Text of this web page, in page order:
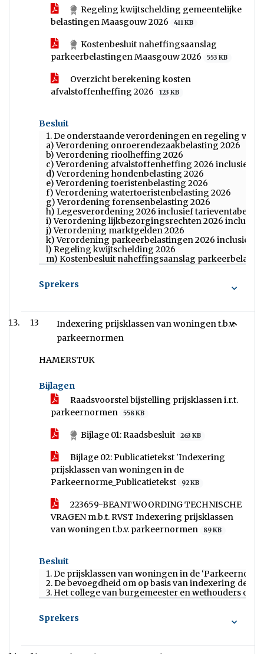
Regeling kwijtschelding gemeentelijke
belastingen Maasgouw 2026
411 KB
Kostenbesluit naheffingsaanslag
parkeerbelastingen Maasgouw 2026
553 KB
Overzicht berekening kosten
afvalstoffenheffing 2026
123 KB
Besluit
1. De onderstaande verordeningen en regeling vast
a) Verordening onroerendezaakbelasting 2026
b) Verordening rioolheffing 2026
c) Verordening afvalstoffenheffing 2026 inclusief
d) Verordening hondenbelasting 2026
e) Verordening toeristenbelasting 2026
f) Verordening watertoeristenbelasting 2026
g) Verordening forensenbelasting 2026
h) Legesverordening 2026 inclusief tarieventabel
i) Verordening lijkbezorgingsrechten 2026 inclusief
j) Verordening marktgelden 2026
k) Verordening parkeerbelastingen 2026 inclusief
l) Regeling kwijtschelding 2026
m) Kostenbesluit naheffingsaanslag
Sprekers
13
Indexering prijsklassen van woningen t.b.v.
parkeernormen
HAMERSTUK
Bijlagen
Raadsvoorstel bijstelling prijsklassen i.r.t.
parkeernormen
558 KB
Bijlage 01: Raadsbesluit 263 KB
Bijlage 02: Publicatietekst 'Indexering
prijsklassen van woningen in de
Parkeernorme_Publicatietekst
92 KB
223659-BEANTWOORDING TECHNISCHE
VRAGEN m.b.t. RVST Indexering prijsklassen
van woningen t.b.v. parkeernormen
89 KB
Besluit
1. De prijsklassen van woningen in de
2. De bevoegdheid om op basis van indexering de
3. Het college van burgemeester en wethouders
Sprekers